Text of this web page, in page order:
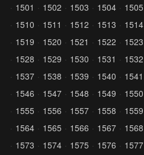
1501
1502 1503 1504 1505
1510
1511 1512 1513 1514
1519
1520 1521 1522 1523
1528
1529 1530 1531 1532
1537
1538 1539 1540 1541
1546
1547 1548 1549 1550
1555
1556 1557 1558 1559
1564
1565 1566 1567 1568
1573
1574 1575 1576 1577